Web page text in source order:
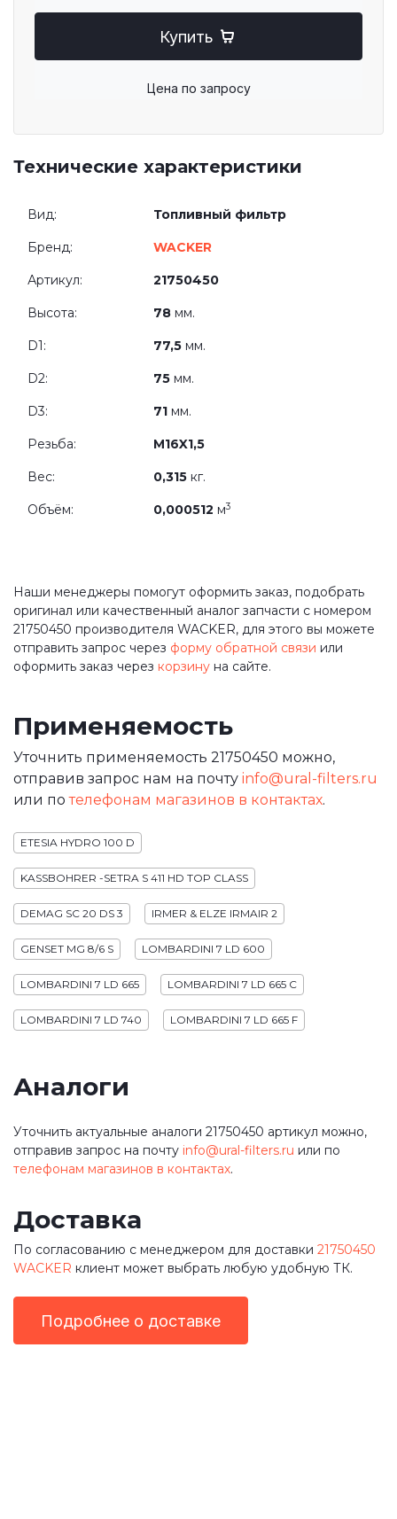
Купить
Цена по запросу
Технические характеристики
Вид: Топливный фильтр
Бренд: WACKER
Артикул: 21750450
Высота: 78 мм.
D1: 77,5 мм.
D2: 75 мм.
D3: 71 мм.
Резьба: M16X1,5
Вес: 0,315 кг.
Объём: 0,000512 м3
Наши менеджеры помогут оформить заказ, подобрать
оригинал или качественный аналог запчасти с номером
21750450 производителя WACKER, для этого вы можете
отправить запрос через форму обратной связи или
оформить заказ через корзину на сайте.
Применяемость
Уточнить применяемость 21750450 можно,
отправив запрос нам на почту info@ural-filters.ru
или потелефонам магазинов в контактах.
ETESIA HYDRO 100 D
KASSBOHRER -SETRA S 411 HD TOP CLASS
DEMAG SC 20 DS 3 IRMER & ELZE IRMAIR 2
GENSET MG 8/6 S LOMBARDINI 7 LD 600
LOMBARDINI 7 LD 665 LOMBARDINI 7 LD 665 C
LOMBARDINI 7 LD 740 LOMBARDINI 7 LD 665 F
Аналоги
Уточнить актуальные аналоги 21750450 артикул можно,
отправив запрос на почту info@ural-filters.ru или по
телефонам магазинов в контактах.
Доставка
По согласованию с менеджером для доставки 21750450
WACKER клиент может выбрать любую удобную ТК.
Подробнее о доставке